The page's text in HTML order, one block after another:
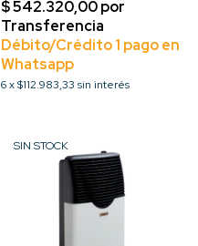
6x$112.983,33 sin interés
SIN STOCK